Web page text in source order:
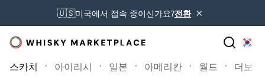
🇺🇸미국에서 접속 중이신가요?전환 ×
스카치 아이리시 일본 아메리칸 월드 더보기